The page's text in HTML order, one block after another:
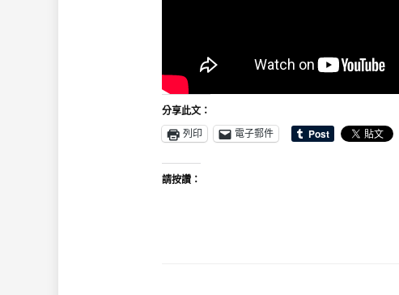
分享此文：
列印
電子郵件
請按讚：